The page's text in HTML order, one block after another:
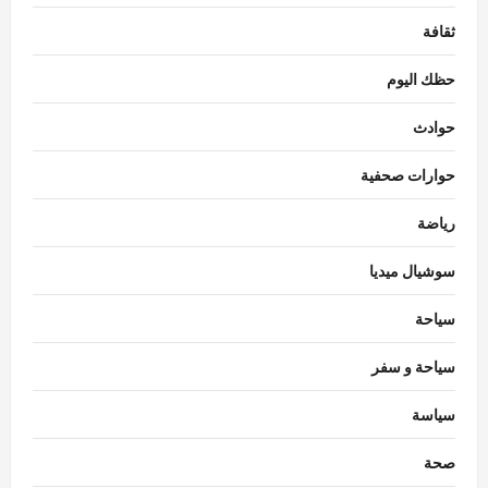
ثقافة
حظك اليوم
حوادث
حوارات صحفية
رياضة
سوشيال ميديا
سياحة
سياحة و سفر
سياسة
صحة